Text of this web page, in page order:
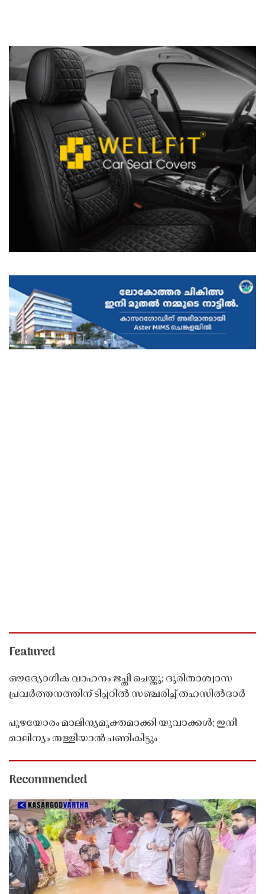
Featured
ഔദ്യോഗിക വാഹനം ജപ്തി ചെയ്തു; ദുരിതാശ്വാസ
പ്രവർത്തനത്തിന് ടിപ്പറിൽ സഞ്ചരിച്ച് തഹസിൽദാർ
പുഴയോരം മാലിന്യമുക്തമാക്കി യുവാക്കൾ; ഇനി
മാലിന്യം തള്ളിയാൽ പണികിട്ടും
Recommended